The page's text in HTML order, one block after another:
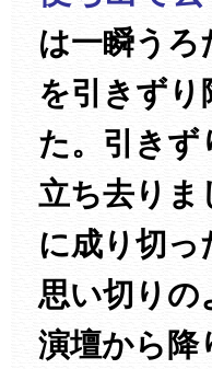
は一瞬うろ
を引きずり
た。引きず
立ち去りま
に成り切っ
思い切りの
演壇から降